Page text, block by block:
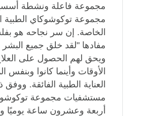
مجموعة فاعلة ونشطة
مجموعة توكوشوكاي الطبية
الخاصة. إن سر نجاحه هو
مفادها "لقد خلق جميع
ويحق لهم الحصول على
الأوقات وأينما كانوا
العناية الطبية الفائقة.
مستشفيات مجموعة
أربعة وعشرون ساعة يوميًا